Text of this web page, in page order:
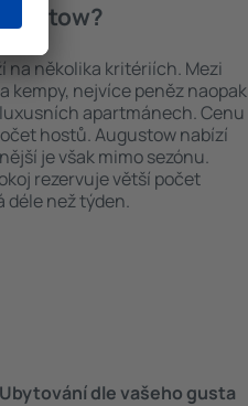
na několika kritériích. Mezi
kempy, nejvíce peněz naopak
apartmánech. Cenu
hostů. Augustow nabízí
je však mimo sezónu.
rezervuje větší počet
déle než týden.
Ubytování dle vašeho gusta